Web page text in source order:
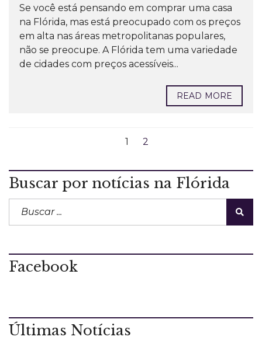
Se você está pensando em comprar uma casa
na Flórida, mas está preocupado com os preços
em alta nas áreas metropolitanas populares,
não se preocupe. A Flórida tem uma variedade
de cidades com preços acessíveis...
READ MORE
1 2
Buscar por notícias na Flórida
Facebook
Últimas Notícias